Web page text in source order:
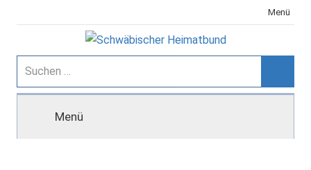
Inhalt
Menü
Schwäbischer
Heimatbund
Suchen
nach:
Menü